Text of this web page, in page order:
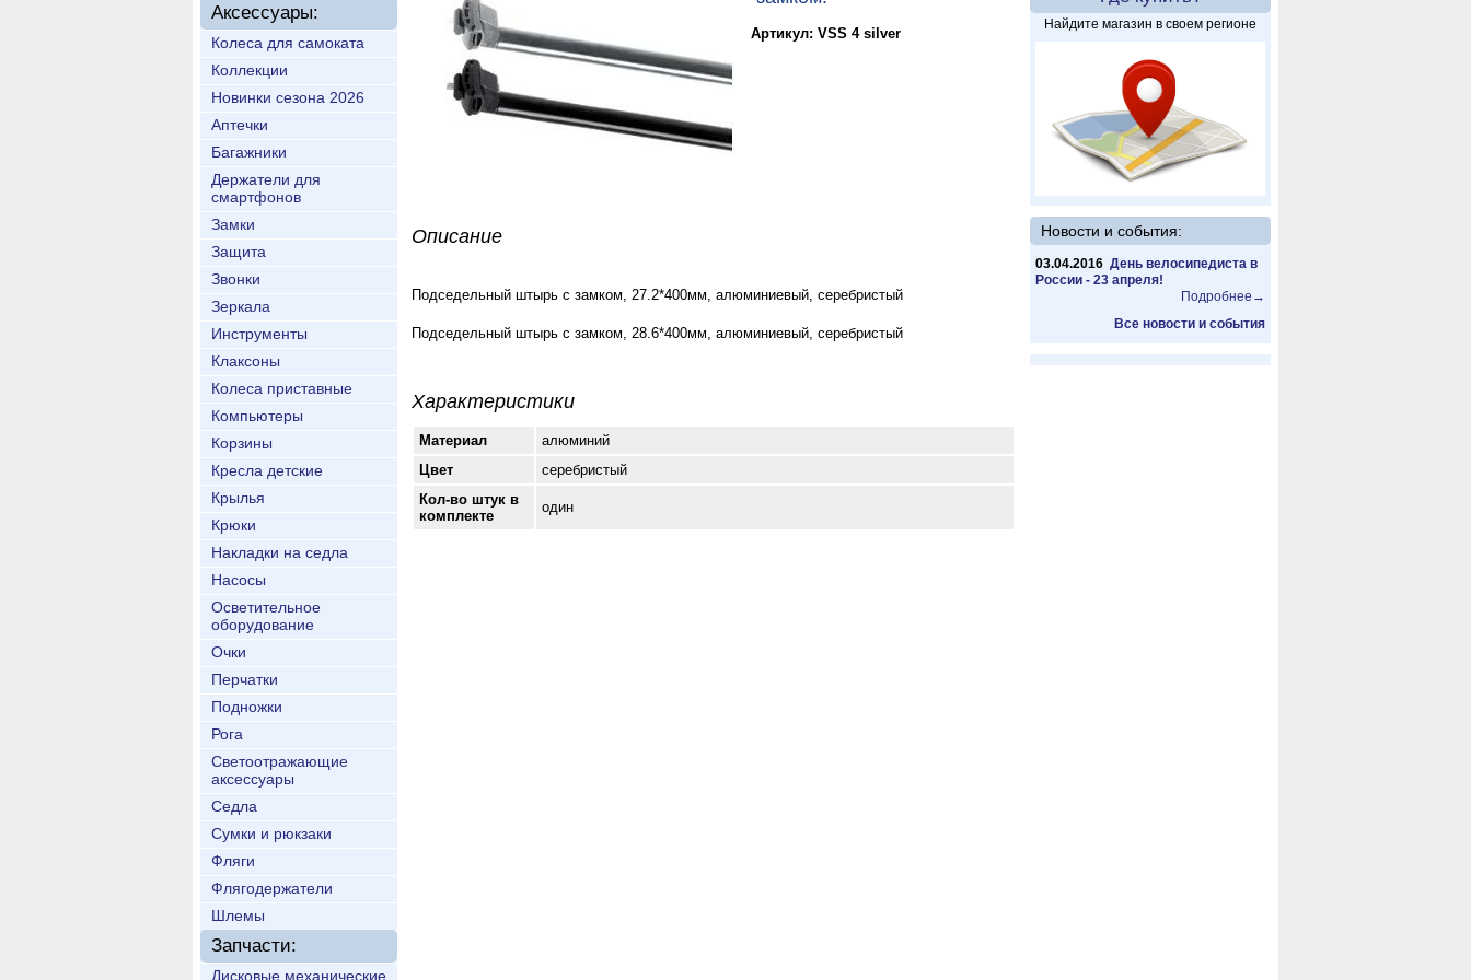
Аксессуары:
Колеса для самоката
Коллекции
Новинки сезона 2026
Аптечки
Багажники
Держатели для
смартфонов
Замки
Защита
Звонки
Зеркала
Инструменты
Клаксоны
Колеса приставные
Компьютеры
Корзины
Кресла детские
Крылья
Крюки
Накладки на седла
Насосы
Осветительное
оборудование
Очки
Перчатки
Подножки
Рога
Светоотражающие
аксессуары
Седла
Сумки и рюкзаки
Фляги
Флягодержатели
Шлемы
Запчасти:
Дисковые механические
Найдите магазин в своем регионе
Новости и события:
03.04.2016 День велосипедиста в
России - 23 апреля!
Подробнее→
Все новости и события
Артикул: VSS 4 silver
Описание
Подседельный штырь с замком, 27.2*400мм, алюминиевый, серебристый
Подседельный штырь с замком, 28.6*400мм, алюминиевый, серебристый
Характеристики
Материал
алюминий
Цвет
серебристый
Кол-во штук в
комплекте
один